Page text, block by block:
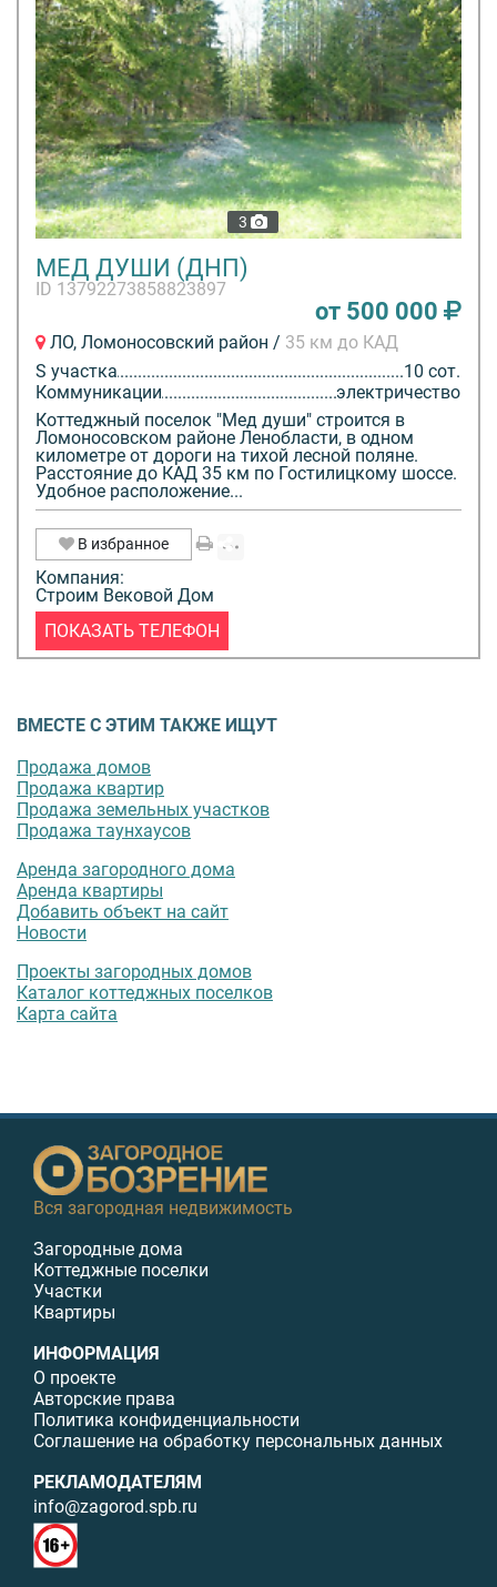
3
МЕД ДУШИ (ДНП)
ID 13792273858823897
от 500 000
ЛО, Ломоносовский район / 35 км до КАД
S участка
10 сот.
Коммуникации
электричество
Коттеджный поселок "Мед души" строится в
Ломоносовском районе Ленобласти, в одном
километре от дороги на тихой лесной поляне.
Расстояние до КАД 35 км по Гостилицкому шоссе.
Удобное расположение...
В избранное
Компания:
Строим Вековой Дом
ПОКАЗАТЬ ТЕЛЕФОН
ВМЕСТЕ С ЭТИМ ТАКЖЕ ИЩУТ
Продажа домов
Продажа квартир
Продажа земельных участков
Продажа таунхаусов
Аренда загородного дома
Аренда квартиры
Добавить объект на сайт
Новости
Проекты загородных домов
Каталог коттеджных поселков
Карта сайта
Вся загородная недвижимость
Загородные дома
Коттеджные поселки
Участки
Квартиры
ИНФОРМАЦИЯ
О проекте
Авторские права
Политика конфиденциальности
Соглашение на обработку персональных данных
РЕКЛАМОДАТЕЛЯМ
info@zagorod.spb.ru